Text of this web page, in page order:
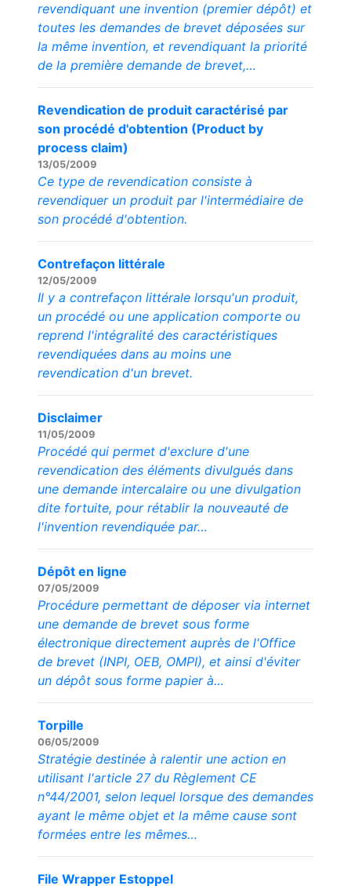
revendiquant une invention (premier dépôt) et
toutes les demandes de brevet déposées sur
la même invention, et revendiquant la priorité
de la première demande de brevet,…
Revendication de produit caractérisé par
son procédé d'obtention (Product by
process claim)
13/05/2009
Ce type de revendication consiste à
revendiquer un produit par l'intermédiaire de
son procédé d'obtention.
Contrefaçon littérale
12/05/2009
Il y a contrefaçon littérale lorsqu'un produit,
un procédé ou une application comporte ou
reprend l'intégralité des caractéristiques
revendiquées dans au moins une
revendication d'un brevet.
Disclaimer
11/05/2009
Procédé qui permet d'exclure d'une
revendication des éléments divulgués dans
une demande intercalaire ou une divulgation
dite fortuite, pour rétablir la nouveauté de
l'invention revendiquée par…
Dépôt en ligne
07/05/2009
Procédure permettant de déposer via internet
une demande de brevet sous forme
électronique directement auprès de l'Office
de brevet (INPI, OEB, OMPI), et ainsi d'éviter
un dépôt sous forme papier à…
Torpille
06/05/2009
Stratégie destinée à ralentir une action en
utilisant l'article 27 du Règlement CE
n°44/2001, selon lequel lorsque des demandes
ayant le même objet et la même cause sont
formées entre les mêmes…
File Wrapper Estoppel